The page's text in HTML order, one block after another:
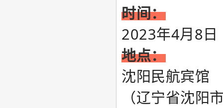
时间：
2023年4月8
地点：
沈阳民航宾馆
（辽宁省沈阳